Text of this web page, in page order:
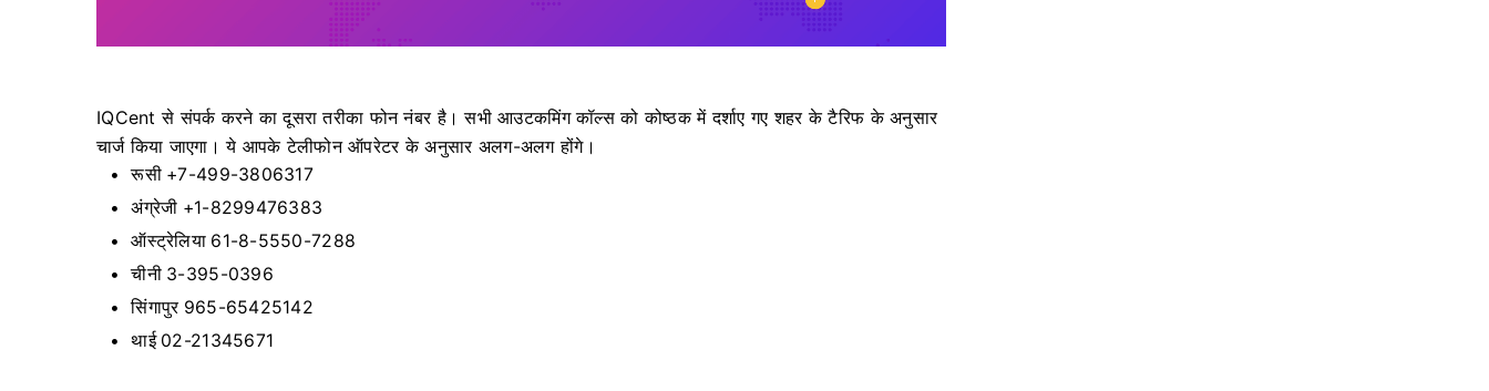
IQCent से संपर्क करने का दूसरा तरीका फोन नंबर है।सभी आउटकमिंग कॉल्स को कोष्ठक में दर्शाए गए शहर के टैरिफ के अनुसार
चार्ज किया जाएगा।ये आपके टेलीफोन ऑपरेटर के अनुसार अलग-अलग होंगे।
रूसी +7-499-3806317
अंग्रेजी +1-8299476383
ऑस्ट्रेलिया 61-8-5550-7288
चीनी 3-395-0396
सिंगापुर 965-65425142
थाई 02-21345671